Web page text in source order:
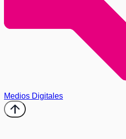
Medios Digitales
arrow_upward